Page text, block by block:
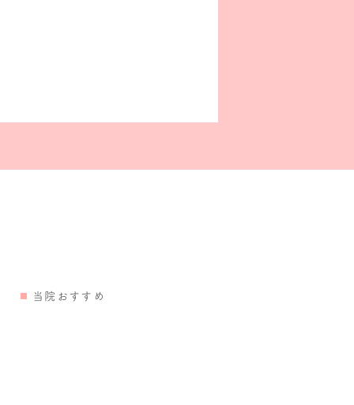
当院おすすめ